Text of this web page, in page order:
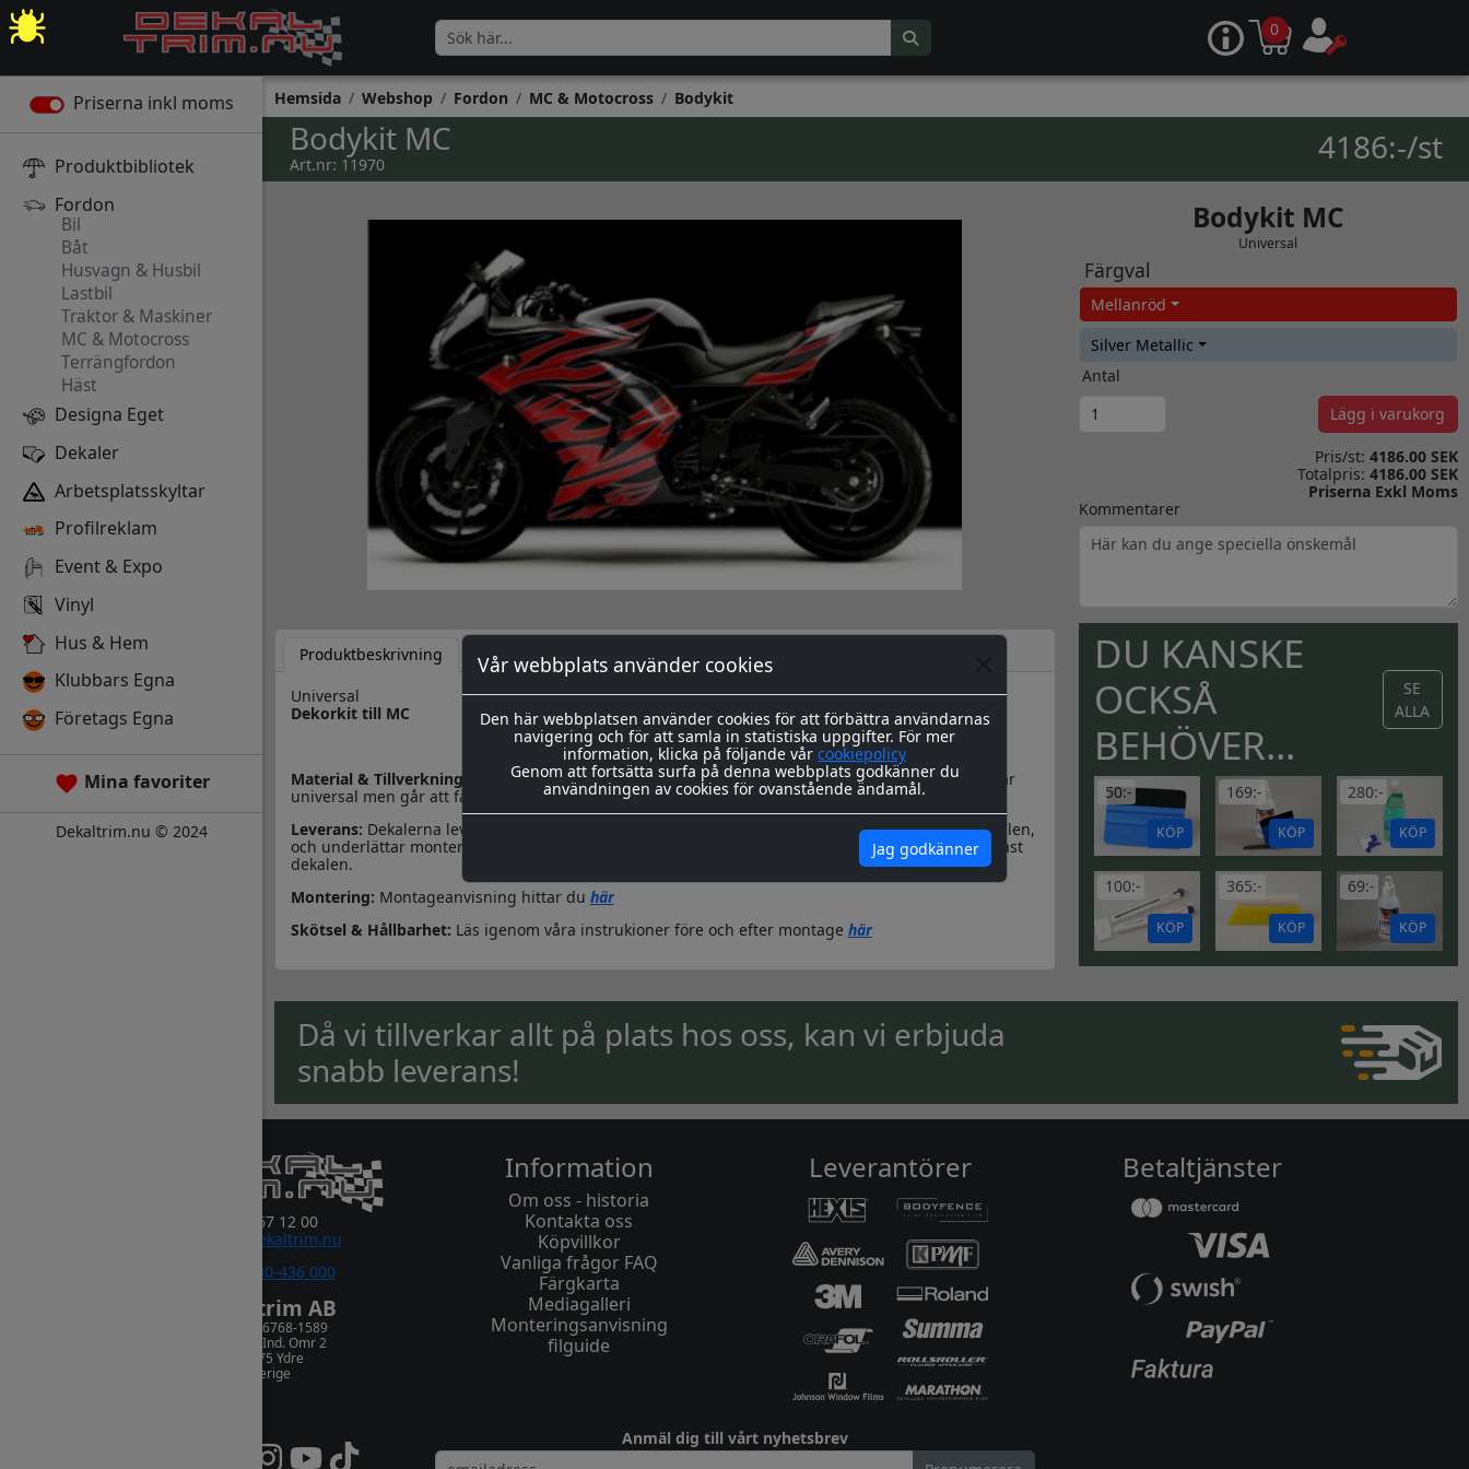
Vår webbplats använder cookies
Den här webbplatsen använder cookies för att förbättra användarnas
navigering och för att samla in statistiska uppgifter. För mer
information, klicka på följande vår cookiepolicy
Genom att fortsätta surfa på denna webbplats godkänner du
användningen av cookies för ovanstående ändamål.
Jag godkänner
0
Priserna inkl moms
Produktbibliotek
Fordon
Bil
Båt
Husvagn & Husbil
Lastbil
Traktor & Maskiner
MC & Motocross
Terrängfordon
Häst
Designa Eget
Dekaler
Arbetsplatsskyltar
Profilreklam
Event & Expo
Vinyl
Hus & Hem
Klubbars Egna
Företags Egna
Mina favoriter
Dekaltrim.nu © 2024
Hemsida Webshop Fordon MC & Motocross Bodykit
Bodykit MC
Art.nr: 11970 4186:-/st
Produktbeskrivning
Dokument
Universal
Dekorkit till MC
Material & Tillverkning:
Dessa dekaler skärs ut i en 8-årig genomfärgad kvalitetsfolie. Storleken är
universal men går att få i önskad storlek. ange detta i kommentarer på beställning.
Leverans: Dekalerna levereras redo för montage med appliceringstape över som håller ihop dekalen,
och underlättar monteringen. Appliceringstapen tas bort efter montering, och kvar sitter då endast
dekalen.
Montering: Montageanvisning hittar du här
Skötsel & Hållbarhet: Läs igenom våra instrukioner före och efter montage här
Bodykit MC
Universal
Färgval
Mellanröd
Silver Metallic
Antal
Lägg i varukorg
Pris/st: 4186.00 SEK
Totalpris: 4186.00 SEK
Priserna Exkl Moms
Kommentarer
DU KANSKE
OCKSÅ
BEHÖVER...
SE
ALLA
50:-
KÖP
169:-
KÖP
280:-
KÖP
100:-
KÖP
365:-
KÖP
69:-
KÖP
Då vi tillverkar allt på plats hos oss, kan vi erbjuda
snabb leverans!
0381-67 12 00
order@dekaltrim.nu
0700-436 000
Dekaltrim AB
Orgnr. 556768-1589
Rydsnäs Ind. Omr 2
573 75 Ydre
Sverige
Information
Om oss - historia
Kontakta oss
Köpvillkor
Vanliga frågor FAQ
Färgkarta
Mediagalleri
Monteringsanvisning
filguide
Leverantörer Betaltjänster
Anmäl dig till vårt nyhetsbrev